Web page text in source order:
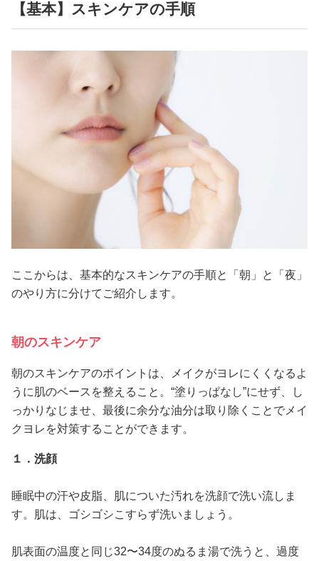
【基本】スキンケアの手順
ここからは、基本的なスキンケアの手順と「朝」と「夜」
のやり方に分けてご紹介します。
朝のスキンケア
朝のスキンケアのポイントは、メイクがヨレにくくなるよ
うに肌のベースを整えること。“塗りっぱなし”にせず、し
っかりなじませ、最後に余分な油分は取り除くことでメイ
クヨレを対策することができます。
１．洗顔
睡眠中の汗や皮脂、肌についた汚れを洗顔で洗い流しま
す。肌は、ゴシゴシこすらず洗いましょう。
肌表面の温度と同じ32〜34度のぬるま湯で洗うと、過度